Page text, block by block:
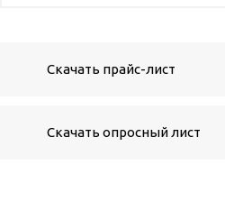
Скачать прайс-лист
Скачать опросный лист